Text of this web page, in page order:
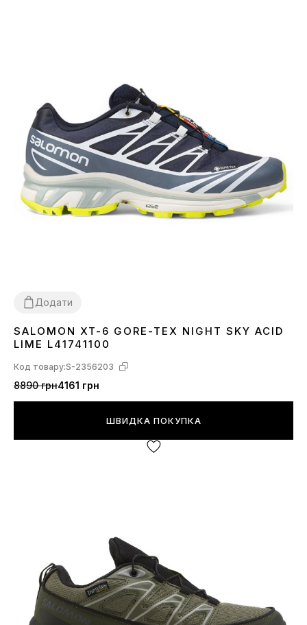
Додати
4041 42 43 44 45
SALOMON XT-6 GORE-TEX NIGHT SKY ACID
LIME L41741100
Код товару:S-2356203
8890 грн4161 грн
ШВИДКА ПОКУПКА